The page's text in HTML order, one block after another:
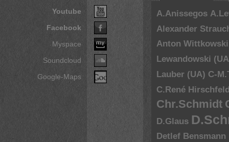
Youtube
Facebook
Myspace
Soundcloud
Google-Maps
A.Anissegos
Alexander
Anton
Lewandowski
Lauber (UA) C-
C.René
Chr.Schmidt
D.Glaus
Detlef Bensmann